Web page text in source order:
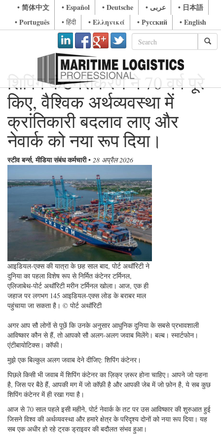
• 简体中文 • Español • Deutsche • عربى
• 日本語
• Português
• हिंदी • Ελληνικά • Русский • English
शिपिंग कंटेनरीकरण ने 70 वर्ष पूरे
किए, वैश्विक अर्थव्यवस्था में
क्रांतिकारी बदलाव लाए और
नेवार्क को नया रूप दिया।
स्टीव बर्न्स, मीडिया संबंध कर्मचारी• 28 अप्रैल 2026
आइडियल-एक्स की यात्रा के छह साल बाद, पोर्ट अथॉरिटी ने
दुनिया का पहला विशेष रूप से निर्मित कंटेनर टर्मिनल,
एलिजाबेथ-पोर्ट अथॉरिटी मरीन टर्मिनल खोला। आज, एक ही
जहाज पर लगभग 145 आइडियल-एक्स लोड के बराबर माल
पहुंचाया जा सकता है। © पोर्ट अथॉरिटी
अगर आप सौ लोगों से पूछें कि उनके अनुसार आधुनिक दुनिया के सबसे प्रभावशाली
आविष्कार कौन से हैं, तो आपको सौ अलग-अलग जवाब मिलेंगे। बल्ब। स्मार्टफोन।
एंटीबायोटिक्स। कॉफी।
मुझे एक बिल्कुल अलग जवाब देने दीजिए: शिपिंग कंटेनर।
पिछले किसी भी जवाब में शिपिंग कंटेनर का ज़िक्र ज़रूर होना चाहिए। आपने जो पहना
है, जिस पर बैठे हैं, आपकी मग में जो कॉफ़ी है और आपकी जेब में जो फ़ोन है, ये सब कुछ
शिपिंग कंटेनर में ही रखा गया है।
आज से 70 साल पहले इसी महीने, पोर्ट नेवार्क के तट पर उस आविष्कार की शुरुआत हुई
जिसने विश्व की अर्थव्यवस्था और हमारे क्षेत्र के परिदृश्य दोनों को नया रूप दिया। यह
सब एक अधीर हो रहे ट्रक ड्राइवर की बदौलत संभव हुआ।